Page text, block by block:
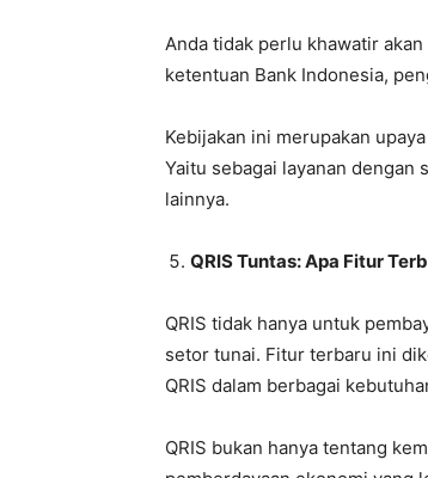
Anda tidak perlu khawatir
ketentuan Bank Indonesia,
Kebijakan ini merupakan
Yaitu sebagai layanan dengan
lainnya.
QRIS Tuntas: Apa Fitur
QRIS tidak hanya untuk
setor tunai. Fitur terbaru ini
QRIS dalam berbagai
QRIS bukan hanya tentang